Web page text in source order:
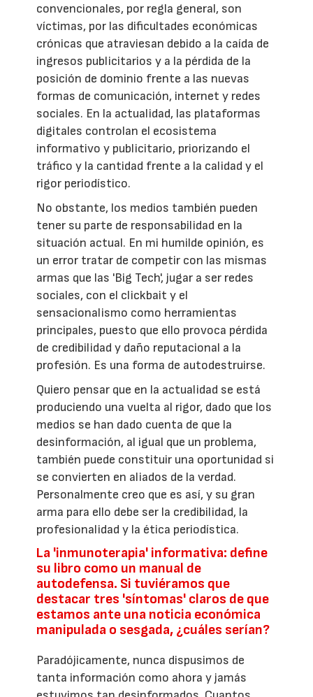
convencionales, por regla general, son
víctimas, por las dificultades económicas
crónicas que atraviesan debido a la caída de
ingresos publicitarios y a la pérdida de la
posición de dominio frente a las nuevas
formas de comunicación, internet y redes
sociales. En la actualidad, las plataformas
digitales controlan el ecosistema
informativo y publicitario, priorizando el
tráfico y la cantidad frente a la calidad y el
rigor periodístico.
No obstante, los medios también pueden
tener su parte de responsabilidad en la
situación actual. En mi humilde opinión, es
un error tratar de competir con las mismas
armas que las 'Big Tech', jugar a ser redes
sociales, con el clickbait y el
sensacionalismo como herramientas
principales, puesto que ello provoca pérdida
de credibilidad y daño reputacional a la
profesión. Es una forma de autodestruirse.
Quiero pensar que en la actualidad se está
produciendo una vuelta al rigor, dado que los
medios se han dado cuenta de que la
desinformación, al igual que un problema,
también puede constituir una oportunidad si
se convierten en aliados de la verdad.
Personalmente creo que es así, y su gran
arma para ello debe ser la credibilidad, la
profesionalidad y la ética periodística.
La 'inmunoterapia' informativa: define
su libro como un manual de
autodefensa. Si tuviéramos que
destacar tres 'síntomas' claros de que
estamos ante una noticia económica
manipulada o sesgada, ¿cuáles serían?
Paradójicamente, nunca dispusimos de
tanta información como ahora y jamás